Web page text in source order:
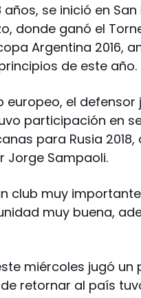
años, se inició en
donde ganó el
Argentina 2016,
de este año.
europeo, el
participación en
para Rusia
Jorge Sampaoli.
club muy
muy buena,
miércoles jugó
retornar al país